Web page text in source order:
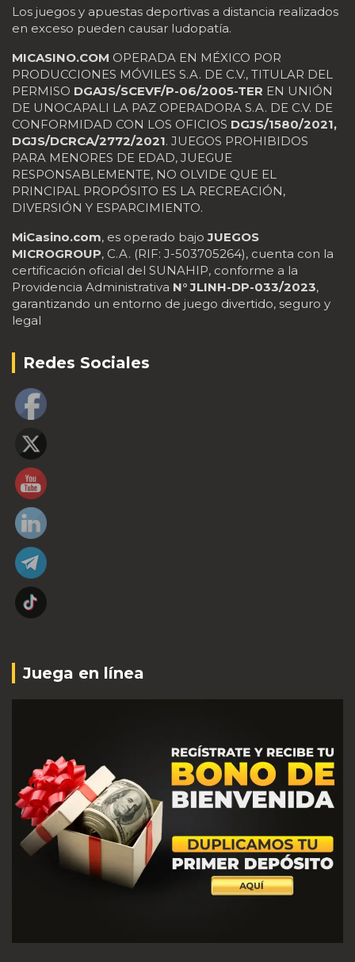
Los juegos y apuestas deportivas a distancia realizados
en exceso pueden causar ludopatía.
MICASINO.COM OPERADA EN MÉXICO POR
PRODUCCIONES MÓVILES S.A. DE C.V., TITULAR DEL
PERMISO DGAJS/SCEVF/P-06/2005-TER EN UNIÓN
DE UNOCAPALI LA PAZ OPERADORA S.A. DE C.V. DE
CONFORMIDAD CON LOS OFICIOS DGJS/1580/2021,
DGJS/DCRCA/2772/2021. JUEGOS PROHIBIDOS
PARA MENORES DE EDAD, JUEGUE
RESPONSABLEMENTE, NO OLVIDE QUE EL
PRINCIPAL PROPÓSITO ES LA RECREACIÓN,
DIVERSIÓN Y ESPARCIMIENTO.
MiCasino.com, es operado bajoJUEGOS
MICROGROUP, C.A. (RIF: J-503705264), cuenta con la
certificación oficial del SUNAHIP, conforme a la
Providencia Administrativa N° JLINH-DP-033/2023,
garantizando un entorno de juego divertido, seguro y
legal
Redes Sociales
Juega en línea